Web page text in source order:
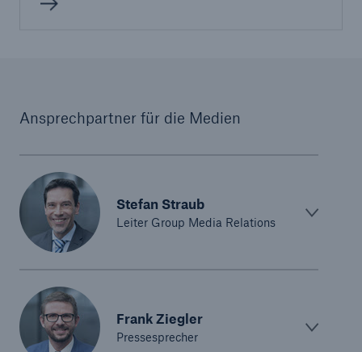
Ansprechpartner für die Medien
Stefan Straub
Leiter Group Media Relations
Frank Ziegler
Pressesprecher